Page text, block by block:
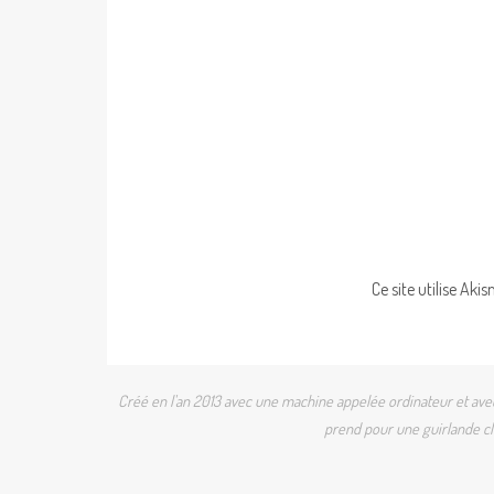
Ce site utilise
Créé en l'an 2013 avec une machine appelée ordinateur et
prend pour une guirlande